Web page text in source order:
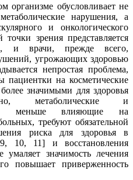
организме обусловливает не
нарушения, а
и онкологического
зрения представляется
врачи, прежде всего,
угрожающих здоровью
непростая проблема,
пациентки на косметические
значимыми для здоровья
метаболические и
меньше влияющие на
требуют обязательной
риска для здоровья в
10, 11] и восстановления
значимость лечения
повышает приверженность